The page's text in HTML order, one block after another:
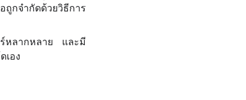
กจำกัดด้วยวิธีการ
ร์หลากหลาย และมี
เอง